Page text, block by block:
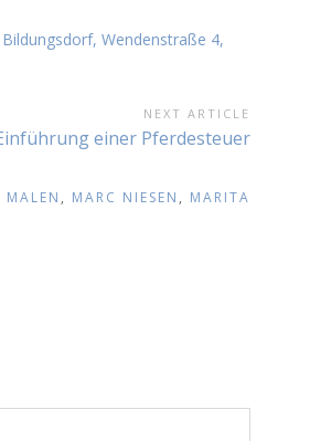
Bildungsdorf, Wendenstraße 4,
NEXT ARTICLE
einer Pferdesteuer
MALEN , MARC NIESEN , MARITA